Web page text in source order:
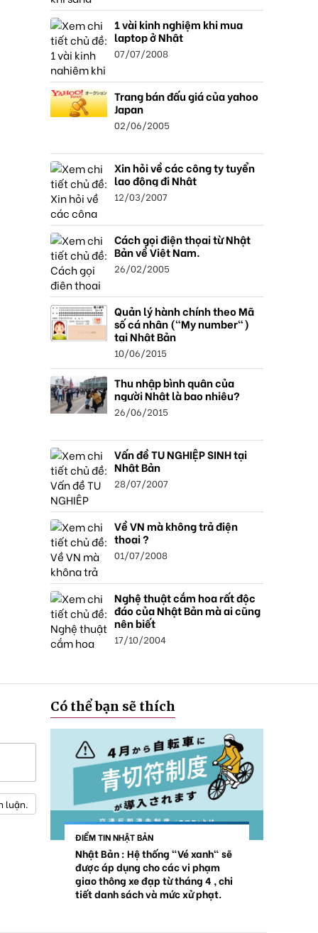
1 vài kinh nghiệm khi mua
laptop ở Nhật
07/07/2008
Trang bán đấu giá của yahoo
Japan
02/06/2005
Xin hỏi về các công ty tuyển
lao động đi Nhật
12/03/2007
Cách gọi điện thọai từ Nhật
Bản về Việt Nam.
26/02/2005
Quản lý hành chính theo Mã
số cá nhân ("My number")
tại Nhật Bản
10/06/2015
Thu nhập bình quân của
người Nhật là bao nhiêu?
26/06/2015
Vấn đề TU NGHIỆP SINH tại
Nhật Bản
28/07/2007
Về VN mà không trả điện
thoại ?
01/07/2008
Nghệ thuật cắm hoa rất độc
đáo của Nhật Bản mà ai cũng
nên biết
17/10/2004
luận.
Có thể bạn sẽ thích
ĐIỂM TIN NHẬT BẢN
Nhật Bản : Hệ thống "Vé xanh" sẽ
được áp dụng cho các vi phạm
giao thông xe đạp từ tháng 4 , chi
tiết danh sách và mức xử phạt.